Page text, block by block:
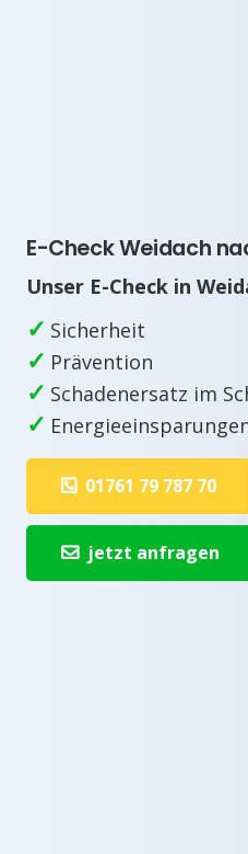
E-Check Weidach
Unser E-Check in
✓ Sicherheit
✓ Prävention
✓ Schadenersatz im
✓
01761 79 787 70
jetzt anfragen